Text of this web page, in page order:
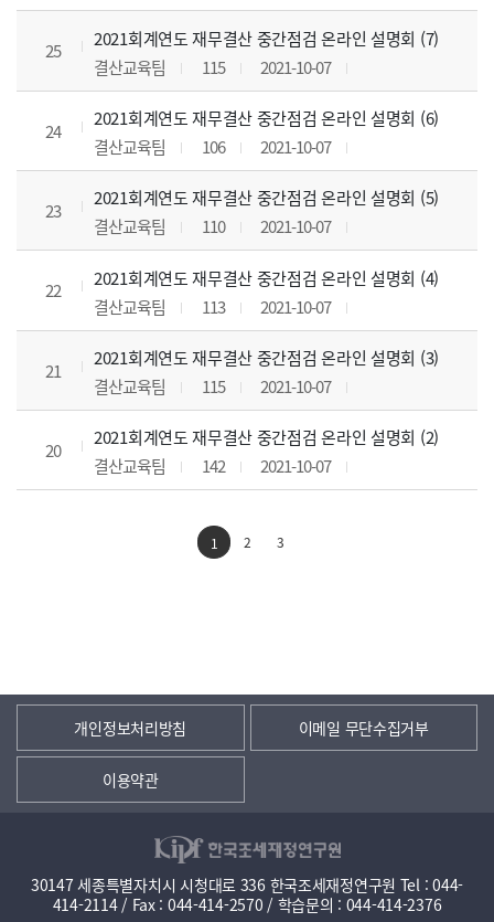
25
2021회계연도 재무결산 중간점검 온라인 설명회 (7)
결산교육팀
115 2021-10-07
24
2021회계연도 재무결산 중간점검 온라인 설명회 (6)
결산교육팀
106 2021-10-07
23
2021회계연도 재무결산 중간점검 온라인 설명회 (5)
결산교육팀
110 2021-10-07
22
2021회계연도 재무결산 중간점검 온라인 설명회 (4)
결산교육팀
113 2021-10-07
21
2021회계연도 재무결산 중간점검 온라인 설명회 (3)
결산교육팀
115 2021-10-07
20
2021회계연도 재무결산 중간점검 온라인 설명회 (2)
결산교육팀
142 2021-10-07
1 2 3
개인정보처리방침 이메일 무단수집거부
이용약관
30147 세종특별자치시 시청대로 336 한국조세재정연구원 Tel : 044-
414-2114 / Fax : 044-414-2570 / 학습문의 : 044-414-2376